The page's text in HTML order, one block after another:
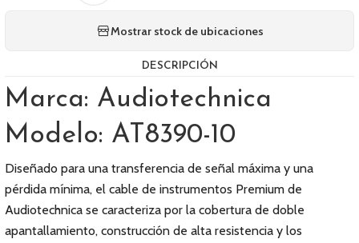
Mostrar stock de ubicaciones
DESCRIPCIÓN
Marca: Audiotechnica
Modelo: AT8390-10
Diseñado para una transferencia de señal máxima y una
pérdida mínima, el cable de instrumentos Premium de
Audiotechnica se caracteriza por la cobertura de doble
apantallamiento, construcción de alta resistencia y los